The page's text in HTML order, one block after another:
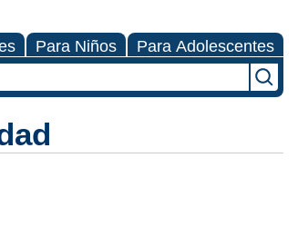
Para Niños Para Adolescentes